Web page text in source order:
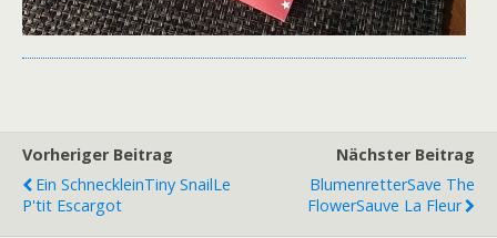
Vorheriger Beitrag
Ein SchneckleinTiny SnailLe
P'tit Escargot
Nächster Beitrag
BlumenretterSave The
FlowerSauve La Fleur